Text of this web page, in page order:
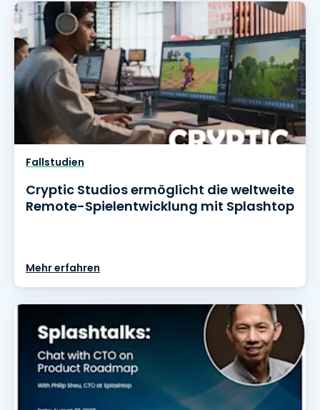
Fallstudien
Cryptic Studios ermöglicht die weltweite
Remote-Spielentwicklung mit Splashtop
Mehr erfahren